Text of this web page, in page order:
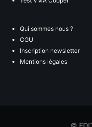
Qui sommes nous ?
CGU
Inscription newsletter
Mentions légales